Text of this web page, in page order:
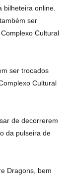
bilheteira online.
ser
Cultural
ser trocados
Cultural
de decorrerem
da pulseira de
Dragons, bem